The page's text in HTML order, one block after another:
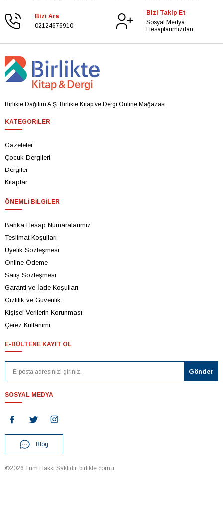
Bizi Ara
02124676910
Bizi Takip Et
Sosyal Medya
Hesaplarımızdan
Birlikte Dağıtım A.Ş. Birlikte Kitap ve Dergi Online Mağazası
KATEGORILER
Gazeteler
Çocuk Dergileri
Dergiler
Kitaplar
ÖNEMLI BILGILER
Banka Hesap Numaralarımız
Teslimat Koşulları
Üyelik Sözleşmesi
Online Ödeme
Satış Sözleşmesi
Garanti ve İade Koşulları
Gizlilik ve Güvenlik
Kişisel Verilerin Korunması
Çerez Kullanımı
E-BÜLTENE KAYIT OL
SOSYAL MEDYA
Blog
©2026 Tüm Hakkı Saklıdır. birlikte.com.tr